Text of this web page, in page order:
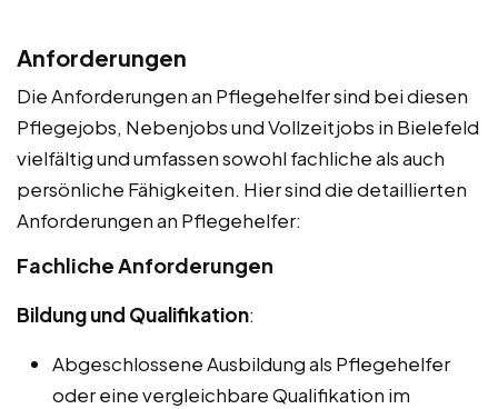
Anforderungen
Die Anforderungen an Pflegehelfer sind bei diesen
Pflegejobs, Nebenjobs und Vollzeitjobs in Bielefeld
vielfältig und umfassen sowohl fachliche als auch
persönliche Fähigkeiten. Hier sind die detaillierten
Anforderungen an Pflegehelfer:
Fachliche Anforderungen
Bildung und Qualifikation:
Abgeschlossene Ausbildung als Pflegehelfer
oder eine vergleichbare Qualifikation im